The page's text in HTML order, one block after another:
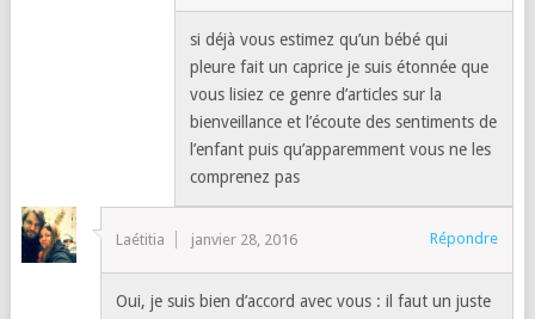
si déjà vous estimez qu’un bébé qui
pleure fait un caprice je suis étonnée que
vous lisiez ce genre d’articles sur la
bienveillance et l’écoute des sentiments de
l’enfant puis qu’apparemment vous ne les
comprenez pas
Laétitia janvier 28, 2016 Répondre
Oui, je suis bien d’accord avec vous : il faut un juste